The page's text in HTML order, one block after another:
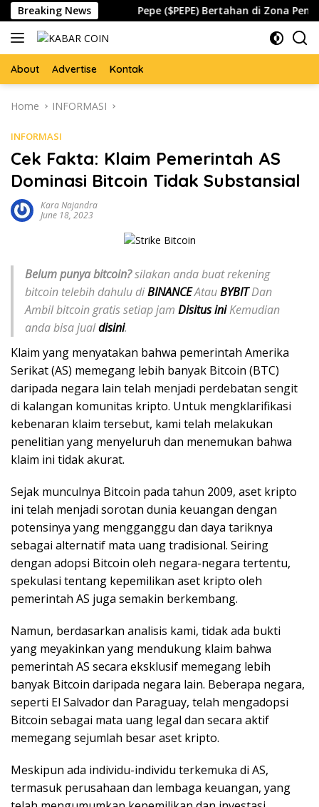
Skip
to
content
Breaking News
Waspada Pepe ($PEPE) Bertahan di Zona Penting,
About Advertise Kontak
Home INFORMASI
INFORMASI
Cek Fakta: Klaim Pemerintah AS
Dominasi Bitcoin Tidak Substansial
Kara Najandra
June 18, 2023
Belum punya bitcoin?silakan anda buat rekening
bitcoin telebih dahulu diBINANCEAtauBYBITDan
Ambil bitcoin gratis setiap jam Disitus iniKemudian
anda bisa jualdisini.
Klaim yang menyatakan bahwa pemerintah Amerika
Serikat (AS) memegang lebih banyak Bitcoin (BTC)
daripada negara lain telah menjadi perdebatan sengit
di kalangan komunitas kripto. Untuk mengklarifikasi
kebenaran klaim tersebut, kami telah melakukan
penelitian yang menyeluruh dan menemukan bahwa
klaim ini tidak akurat.
Sejak munculnya Bitcoin pada tahun 2009, aset kripto
ini telah menjadi sorotan dunia keuangan dengan
potensinya yang mengganggu dan daya tariknya
sebagai alternatif mata uang tradisional. Seiring
dengan adopsi Bitcoin oleh negara-negara tertentu,
spekulasi tentang kepemilikan aset kripto oleh
pemerintah AS juga semakin berkembang.
Namun, berdasarkan analisis kami, tidak ada bukti
yang meyakinkan yang mendukung klaim bahwa
pemerintah AS secara eksklusif memegang lebih
banyak Bitcoin daripada negara lain. Beberapa negara,
seperti El Salvador dan Paraguay, telah mengadopsi
Bitcoin sebagai mata uang legal dan secara aktif
memegang sejumlah besar aset kripto.
Meskipun ada individu-individu terkemuka di AS,
termasuk perusahaan dan lembaga keuangan, yang